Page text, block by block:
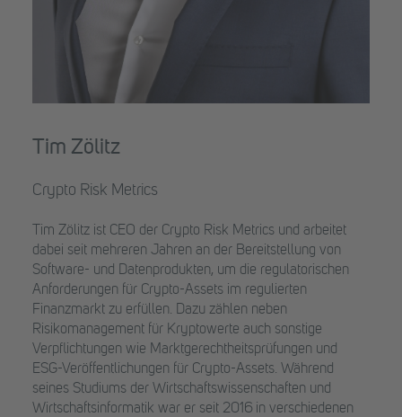
Tim Zölitz
Crypto Risk Metrics
Tim Zölitz ist CEO der Crypto Risk Metrics und arbeitet
dabei seit mehreren Jahren an der Bereitstellung von
Software- und Datenprodukten, um die regulatorischen
Anforderungen für Crypto-Assets im regulierten
Finanzmarkt zu erfüllen. Dazu zählen neben
Risikomanagement für Kryptowerte auch sonstige
Verpflichtungen wie Marktgerechtheitsprüfungen und
ESG-Veröffentlichungen für Crypto-Assets. Während
seines Studiums der Wirtschaftswissenschaften und
Wirtschaftsinformatik war er seit 2016 in verschiedenen